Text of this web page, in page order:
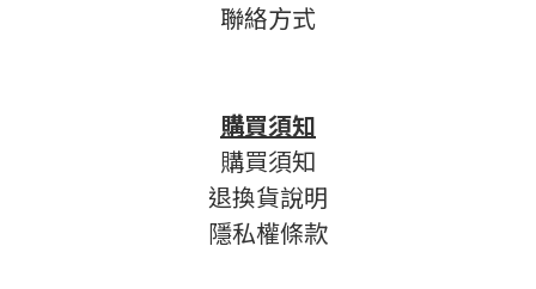
聯絡方式
購買須知
購買須知
退換貨說明
隱私權條款